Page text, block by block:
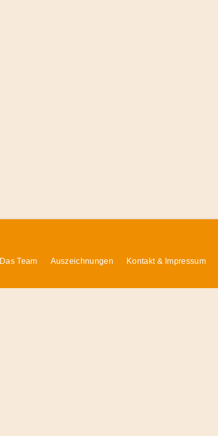
Das Team Auszeichnungen Kontakt & Impressum